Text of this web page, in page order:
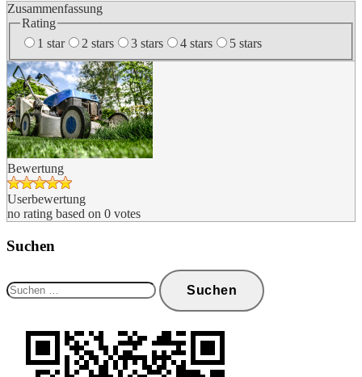
Zusammenfassung
Rating
1 star
2 stars 3 stars 4 stars 5 stars
Bewertung
Userbewertung
no rating based on 0 votes
Suchen
nach: